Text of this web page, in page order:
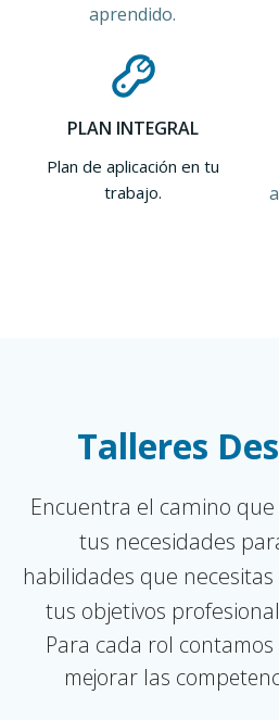
aprendido.
PLAN INTEGRAL
Plan de aplicación en tu
trabajo.
Talleres
Encuentra el camino
tus necesidades
habilidades que
tus objetivos
Para cada rol
mejorar las